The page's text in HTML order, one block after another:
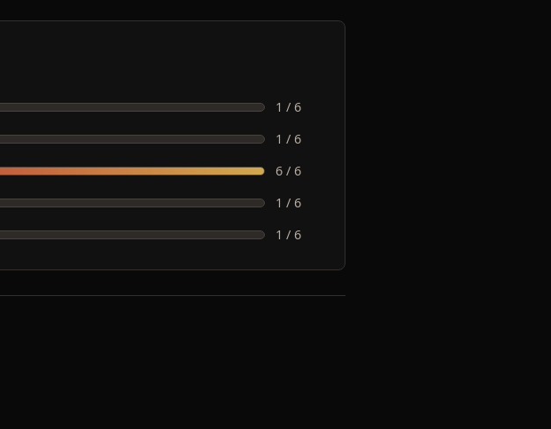
1 / 6
1 / 6
6 / 6
1 / 6
1 / 6